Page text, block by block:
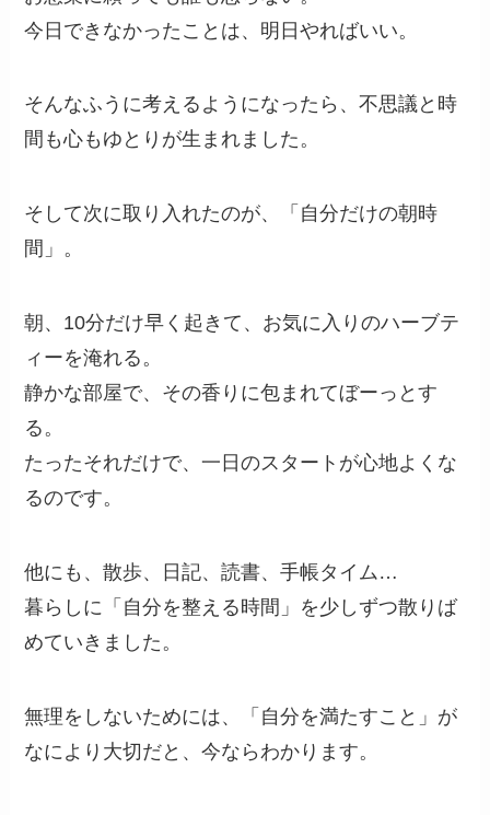
今日できなかったことは、明日やればいい。
そんなふうに考えるようになったら、不思議と時
間も心もゆとりが生まれました。
そして次に取り入れたのが、「自分だけの朝時
間」。
朝、10分だけ早く起きて、お気に入りのハーブテ
ィーを淹れる。
静かな部屋で、その香りに包まれてぼーっとす
る。
たったそれだけで、一日のスタートが心地よくな
るのです。
他にも、散歩、日記、読書、手帳タイム…
暮らしに「自分を整える時間」を少しずつ散りば
めていきました。
無理をしないためには、「自分を満たすこと」が
なにより大切だと、今ならわかります。